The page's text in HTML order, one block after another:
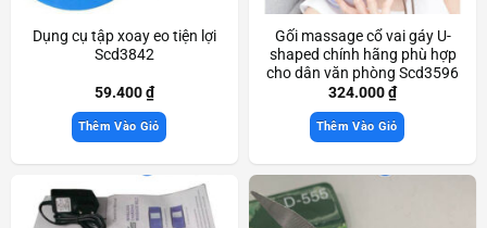
Dụng cụ tập xoay eo tiện lợi
Scd3842
59.400₫
Thêm Vào Giỏ
Gối massage cổ vai gáy U-
shaped chính hãng phù hợp
cho dân văn phòng Scd3596
324.000₫
Thêm Vào Giỏ